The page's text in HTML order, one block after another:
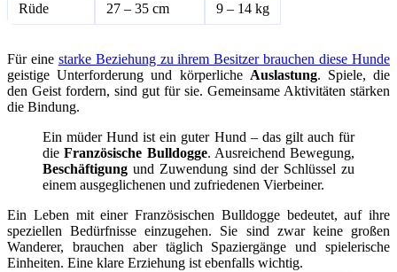
Rüde 27 – 35 cm 9 – 14 kg
Für eine starke Beziehung zu ihrem Besitzer brauchen diese Hunde
geistige Unterforderung und körperliche Auslastung. Spiele, die
den Geist fordern, sind gut für sie. Gemeinsame Aktivitäten stärken
die Bindung.
Ein müder Hund ist ein guter Hund – das gilt auch für
dieFranzösische Bulldogge. Ausreichend Bewegung,
Beschäftigung und Zuwendung sind der Schlüssel zu
einem ausgeglichenen und zufriedenen Vierbeiner.
Ein Leben mit einer Französischen Bulldogge bedeutet, auf ihre
speziellen Bedürfnisse einzugehen. Sie sind zwar keine großen
Wanderer, brauchen aber täglich Spaziergänge und spielerische
Einheiten. Eine klare Erziehung ist ebenfalls wichtig.